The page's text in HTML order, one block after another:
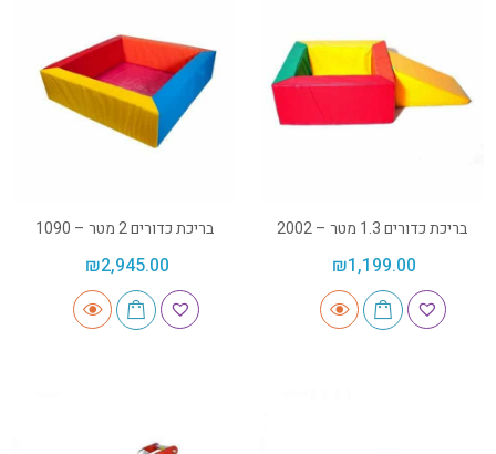
בריכת כדורים 1.3 מטר – 2002
₪1,199.00
בריכת כדורים 2 מטר – 1090
₪2,945.00